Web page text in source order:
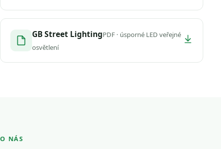
GB Street LightingPDF · úsporné LED veřejné
osvětlení
O NÁS